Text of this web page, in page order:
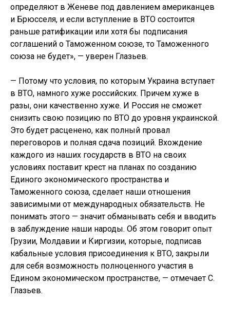
определяют в Женеве под давлением американцев
и Брюсселя, и если вступление в ВТО состоится
раньше ратификации или хотя бы подписания
соглашений о Таможенном союзе, то Таможенного
союза не будет», — уверен Глазьев.
— Потому что условия, по которым Украина вступает
в ВТО, намного хуже российских. Причем хуже в
разы, они качественно хуже. И Россия не сможет
снизить свою позицию по ВТО до уровня украинской.
Это будет расценено, как полный провал
переговоров и полная сдача позиций. Вхождение
каждого из наших государств в ВТО на своих
условиях поставит крест на планах по созданию
Единого экономического пространства и
Таможенного союза, сделает наши отношения
зависимыми от международных обязательств. Не
понимать этого — значит обманывать себя и вводить
в заблуждение наши народы. Об этом говорит опыт
Грузии, Молдавии и Киргизии, которые, подписав
кабальные условия присоединения к ВТО, закрыли
для себя возможность полноценного участия в
Едином экономическом пространстве, — отмечает С.
Глазьев.